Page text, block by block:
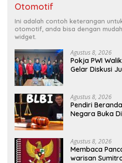
Otomotif
Ini adalah contoh keterangan
otomotif, anda bisa dengan
widget.
Agustus 8, 2026
Pokja PWI
Gelar Diskusi
Agustus 8, 2026
Pendiri
Negara Buka
Agustus 8, 2026
Membaca
warisan